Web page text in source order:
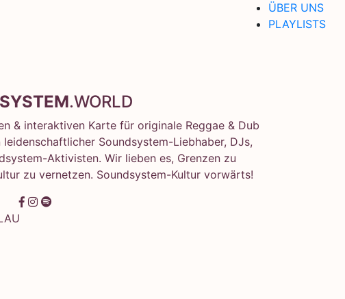
ÜBER UNS
PLAYLISTS
.WORLD
& interaktiven Karte für originale Reggae & Dub
Soundsystem-Liebhaber, DJs,
Aktivisten. Wir lieben es, Grenzen zu
zu vernetzen. Soundsystem-Kultur vorwärts!